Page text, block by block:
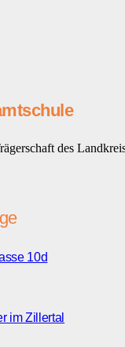
des
10d
im Zillertal